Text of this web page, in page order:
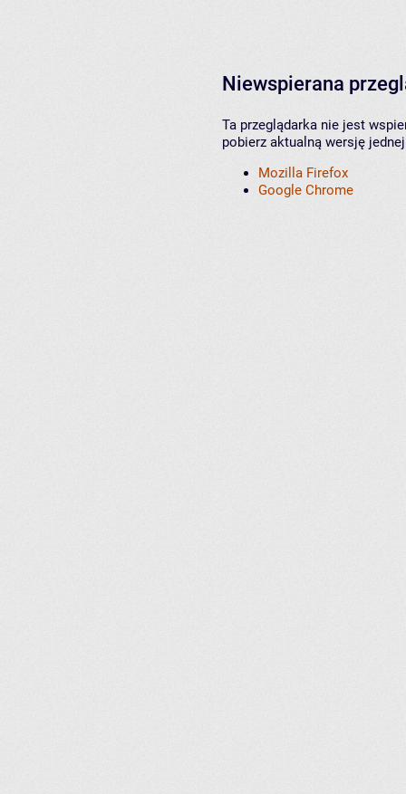
Niewspierana
Ta przeglądarka nie jest
pobierz aktualną wersję
Mozilla Firefox
Google Chrome